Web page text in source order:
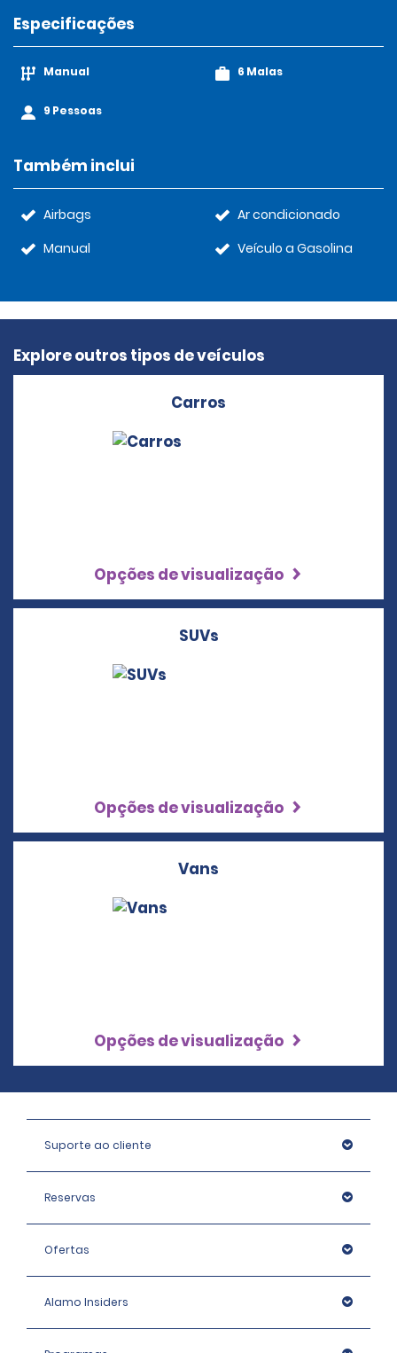
Especificações
Manual
9 Pessoas
6 Malas
Também inclui
Airbags
Manual
Ar condicionado
Veículo a Gasolina
Explore outros tipos de veículos
Carros
Opções de visualização
SUVs
Opções de visualização
Vans
Opções de visualização
Suporte ao cliente
Reservas
Ofertas
Alamo Insiders